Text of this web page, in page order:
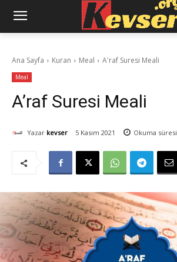
Ana Sayfa Kuran Meal A'raf Suresi Meali
Meal
A’raf Suresi Meali
Yazar kevser 5 Kasım 2021 Okuma süresi